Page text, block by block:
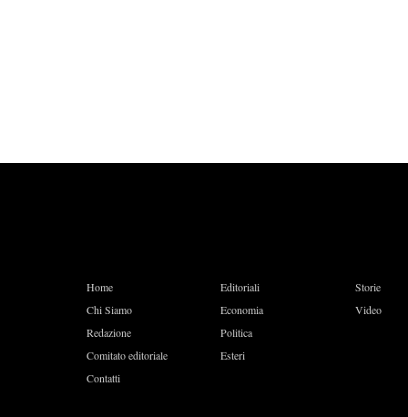
Home
Chi Siamo
Redazione
Comitato editoriale
Contatti
Editoriali
Economia
Politica
Esteri
Storie
Video